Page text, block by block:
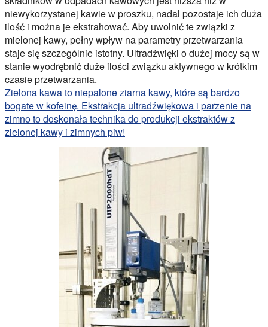
niewykorzystanej kawie w proszku, nadal pozostaje ich duża
ilość i można je ekstrahować. Aby uwolnić te związki z
mielonej kawy, pełny wpływ na parametry przetwarzania
staje się szczególnie istotny. Ultradźwięki o dużej mocy są w
stanie wyodrębnić duże ilości związku aktywnego w krótkim
czasie przetwarzania.
Zielona kawa to niepalone ziarna kawy, które są bardzo
bogate w kofeinę. Ekstrakcja ultradźwiękowa i parzenie na
zimno to doskonała technika do produkcji ekstraktów z
zielonej kawy i zimnych piw!